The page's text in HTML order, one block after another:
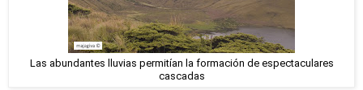
Las abundantes lluvias permitían la formación de espectaculares
cascadas